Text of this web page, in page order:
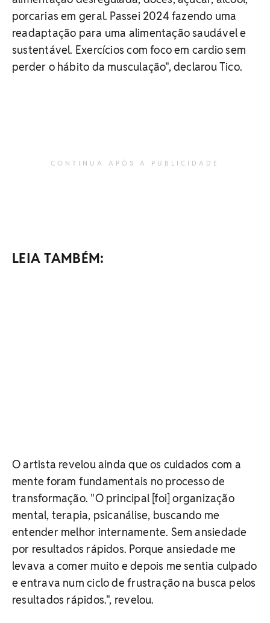
porcarias em geral. Passei 2024 fazendo uma
readaptação para uma alimentação saudável e
sustentável. Exercícios com foco em cardio sem
perder o hábito da musculação", declarou Tico.
CONTINUA APÓS A PUBLICIDADE
LEIA TAMBÉM:
O artista revelou ainda que os cuidados com a
mente foram fundamentais no processo de
transformação. "O principal [foi] organização
mental, terapia, psicanálise, buscando me
entender melhor internamente. Sem ansiedade
por resultados rápidos. Porque ansiedade me
levava a comer muito e depois me sentia culpado
e entrava num ciclo de frustração na busca pelos
resultados rápidos.", revelou.